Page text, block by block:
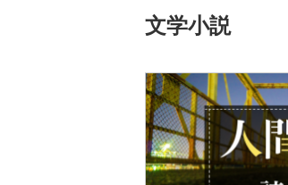
文学小説